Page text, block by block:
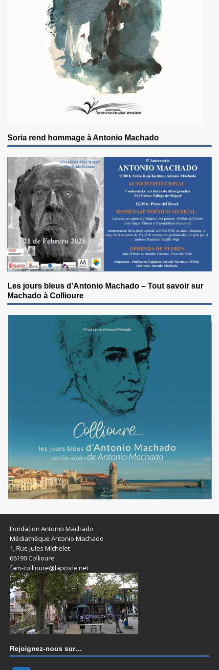
Soria rend hommage à Antonio Machado
Les jours bleus d’Antonio Machado – Tout savoir sur
Machado à Collioure
Fondation Antonio Machado
Médiathèque Antonio Machado
1, Rue Jules Michelet
66190 Collioure
fam-collioure@laposte.net
Rejoignez-nous sur…